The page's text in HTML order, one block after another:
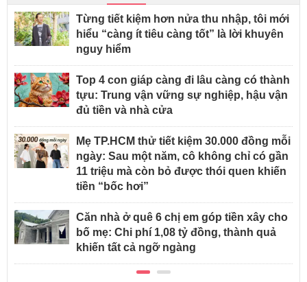
Từng tiết kiệm hơn nửa thu nhập, tôi mới
hiểu “càng ít tiêu càng tốt” là lời khuyên
nguy hiểm
Top 4 con giáp càng đi lâu càng có thành
tựu: Trung vận vững sự nghiệp, hậu vận
đủ tiền và nhà cửa
Mẹ TP.HCM thử tiết kiệm 30.000 đồng mỗi
ngày: Sau một năm, cô không chỉ có gần
11 triệu mà còn bỏ được thói quen khiến
tiền “bốc hơi”
Căn nhà ở quê 6 chị em góp tiền xây cho
bố mẹ: Chi phí 1,08 tỷ đồng, thành quả
khiến tất cả ngỡ ngàng